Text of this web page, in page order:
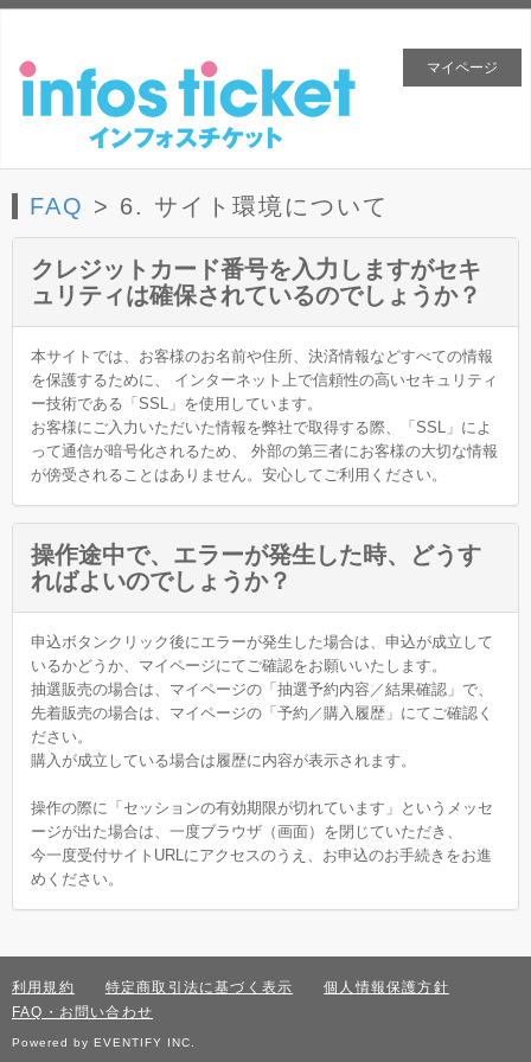
マイページ
FAQ > 6. サイト環境について
クレジットカード番号を入力しますがセキ
ュリティは確保されているのでしょうか？
本サイトでは、お客様のお名前や住所、決済情報などすべての情報
を保護するために、 インターネット上で信頼性の高いセキュリティ
ー技術である「SSL」を使用しています。
お客様にご入力いただいた情報を弊社で取得する際、「SSL」によ
って通信が暗号化されるため、 外部の第三者にお客様の大切な情報
が傍受されることはありません。安心してご利用ください。
操作途中で、エラーが発生した時、どうす
ればよいのでしょうか？
申込ボタンクリック後にエラーが発生した場合は、申込が成立して
いるかどうか、マイページにてご確認をお願いいたします。
抽選販売の場合は、マイページの「抽選予約内容／結果確認」で、
先着販売の場合は、マイページの「予約／購入履歴」にてご確認く
ださい。
購入が成立している場合は履歴に内容が表示されます。
操作の際に「セッションの有効期限が切れています」というメッセ
ージが出た場合は、一度ブラウザ（画面）を閉じていただき、
今一度受付サイトURLにアクセスのうえ、お申込のお手続きをお進
めください。
利用規約 特定商取引法に基づく表示
個人情報保護方針
FAQ・お問い合わせ
Powered by EVENTIFY INC.